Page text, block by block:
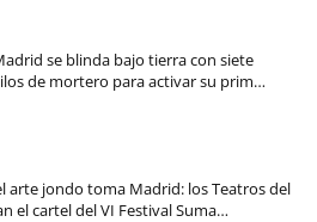
se blinda bajo tierra con siete
de mortero para activar su prim…
arte jondo toma Madrid: los Teatros del
el cartel del VI Festival Suma…